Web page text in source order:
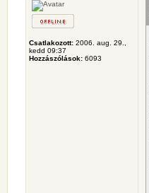
Csatlakozott: 2006. aug. 29.,
kedd 09:37
Hozzászólások: 6093